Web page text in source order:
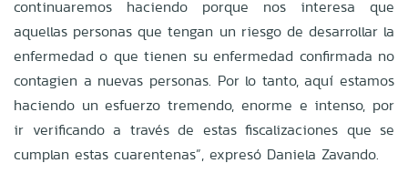
continuaremos haciendo porque nos interesa que
aquellas personas que tengan un riesgo de desarrollar la
enfermedad o que tienen su enfermedad confirmada no
contagien a nuevas personas. Por lo tanto, aquí estamos
haciendo un esfuerzo tremendo, enorme e intenso, por
ir verificando a través de estas fiscalizaciones que se
cumplan estas cuarentenas”, expresó Daniela Zavando.